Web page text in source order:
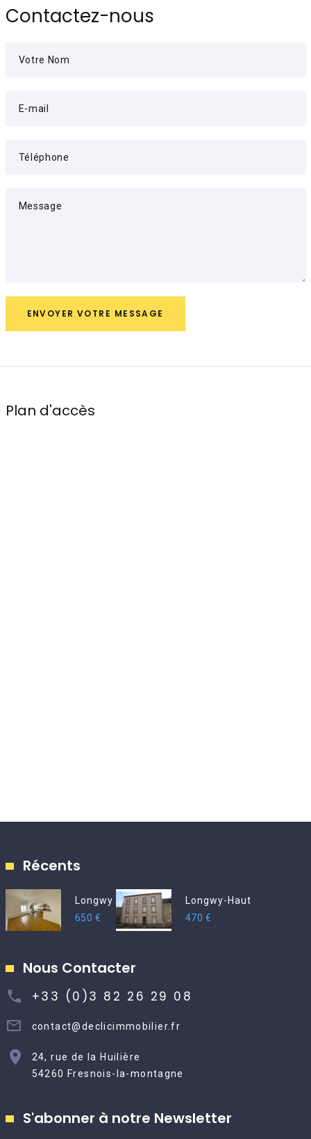
Contactez-nous
Votre Nom
E-mail
Téléphone
Message
ENVOYER VOTRE MESSAGE
Plan d'accès
Récents
Longwy
650 €
Longwy-Haut
470 €
Nous Contacter
+33 (0)3 82 26 29 08
contact@declicimmobilier.fr
24, rue de la Huilière
54260 Fresnois-la-montagne
S'abonner à notre Newsletter